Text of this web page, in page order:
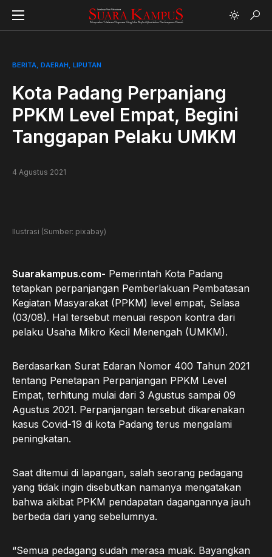
BERITA DAERAH LIPUTAN
Kota Padang Perpanjang
PPKM Level Empat, Begini
Tanggapan Pelaku UMKM
4 Agustus 2021
Ilustrasi (Sumber: pixabay)
Suarakampus.com- Pemerintah Kota Padang
tetapkan perpanjangan Pemberlakuan Pembatasan
Kegiatan Masyarakat (PPKM) level empat, Selasa
(03/08). Hal tersebut menuai respon kontra dari
pelaku Usaha Mikro Kecil Menengah (UMKM).
Berdasarkan Surat Edaran Nomor 400 Tahun 2021
tentang Penetapan Perpanjangan PPKM Level
Empat, terhitung mulai dari 3 Agustus sampai 09
Agustus 2021. Perpanjangan tersebut dikarenakan
kasus Covid-19 di kota Padang terus mengalami
peningkatan.
Saat ditemui di lapangan, salah seorang pedagang
yang tidak ingin disebutkan namanya mengatakan
bahwa akibat PPKM pendapatan dagangannya jauh
berbeda dari yang sebelumnya.
“Semua pedagang sudah merasa muak. Bayangkan